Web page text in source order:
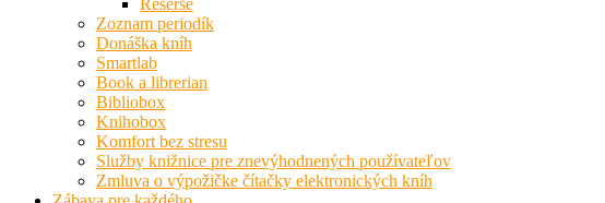
Rešerše
Zoznam periodík
Donáška kníh
Smartlab
Book a librerian
Bibliobox
Knihobox
Komfort bez stresu
Služby knižnice pre znevýhodnených používateľov
Zmluva o výpožičke čítačky elektronických kníh